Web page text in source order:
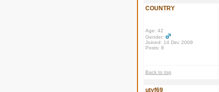
COUNTRY
Age: 42
Gender:
Joined: 14 Dec 2009
Posts: 8
Back to top
utyf69